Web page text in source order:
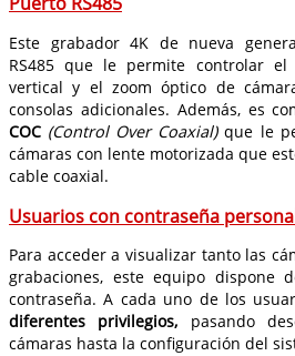
Este grabador 4K de nueva
RS485 que le permite controlar
vertical y el zoom óptico de
consolas adicionales. Además, es
COC (Control Over Coaxial)que le
cámaras con lente motorizada que
cable coaxial.
Usuarios con contraseña
Para acceder a visualizar tanto las
grabaciones, este equipo dispone
contraseña. A cada uno de los
diferentes privilegios, pasando
cámaras hasta la configuración del